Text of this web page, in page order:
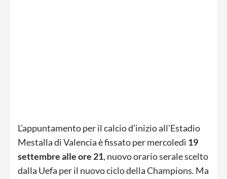
L’appuntamento per il calcio d’inizio all’Estadio
Mestalla di Valencia è fissato per mercoledì 19
settembre alle ore 21, nuovo orario serale scelto
dalla Uefa per il nuovo ciclo della Champions. Ma